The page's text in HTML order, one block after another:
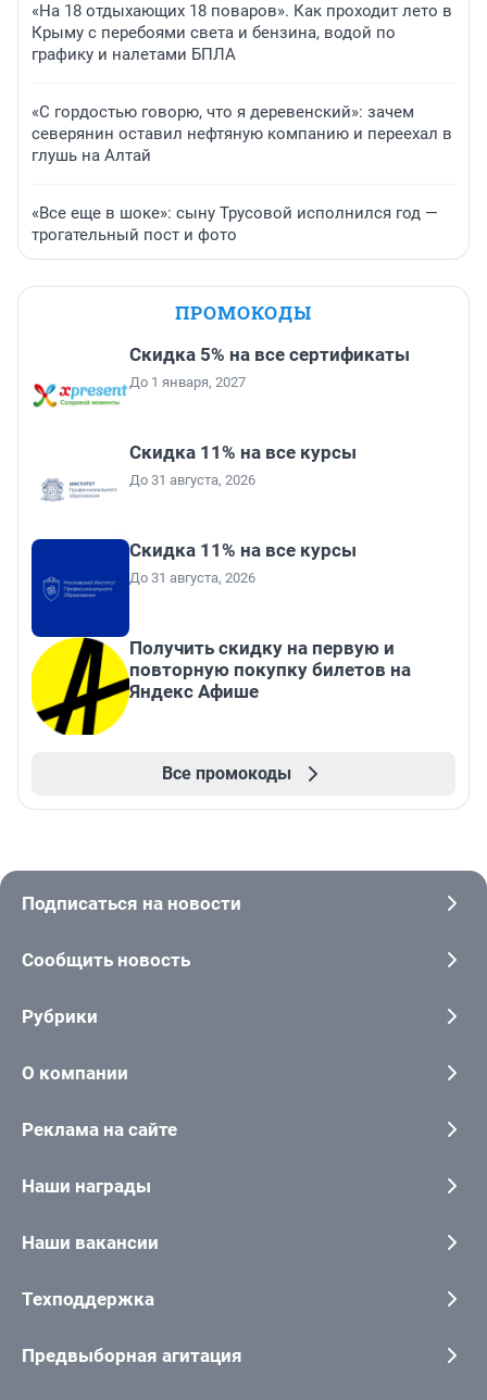
«На 18 отдыхающих 18 поваров». Как проходит лето в
Крыму с перебоями света и бензина, водой по
графику и налетами БПЛА
«С гордостью говорю, что я деревенский»: зачем
северянин оставил нефтяную компанию и переехал в
глушь на Алтай
«Все еще в шоке»: сыну Трусовой исполнился год —
трогательный пост и фото
ПРОМОКОДЫ
Скидка 5% на все сертификаты
До 1 января, 2027
Скидка 11% на все курсы
До 31 августа, 2026
Скидка 11% на все курсы
До 31 августа, 2026
Получить скидку на первую и
повторную покупку билетов на
Яндекс Афише
Все промокоды
Подписаться на новости
Сообщить новость
Рубрики
О компании
Реклама на сайте
Наши награды
Наши вакансии
Техподдержка
Предвыборная агитация